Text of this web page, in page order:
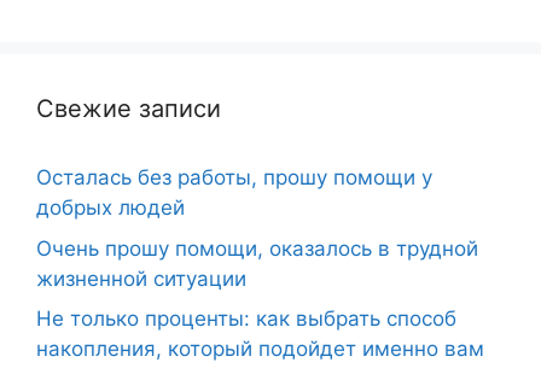
Свежие записи
Осталась без работы, прошу помощи у
добрых людей
Очень прошу помощи, оказалось в трудной
жизненной ситуации
Не только проценты: как выбрать способ
накопления, который подойдет именно вам